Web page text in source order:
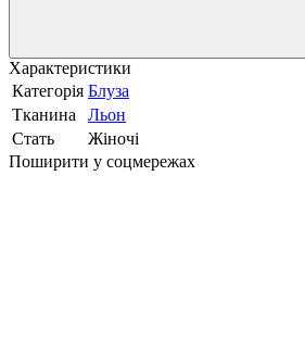
Характеристики
Категорія Блуза
Тканина
Льон
Стать
Жіночі
Поширити у соцмережах